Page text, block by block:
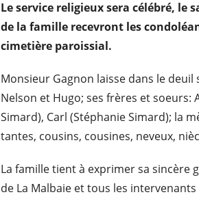
Le service religieux sera célébré, le
de la famille recevront les
cimetière paroissial.
Monsieur Gagnon laisse dans le deuil
Nelson et Hugo; ses frères et soeurs:
Simard), Carl (Stéphanie Simard); la
tantes, cousins, cousines, neveux,
La famille tient à exprimer sa sincère
de La Malbaie et tous les